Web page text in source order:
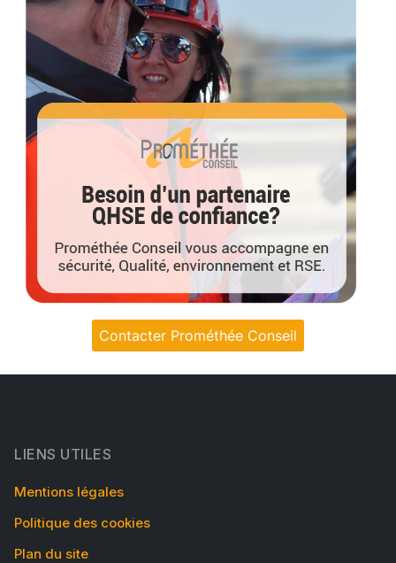
Contacter Prométhée Conseil
LIENS UTILES
Mentions légales
Politique des cookies
Plan du site